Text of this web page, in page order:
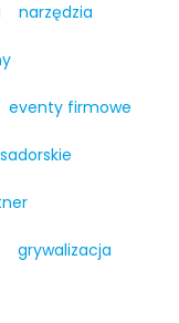
narzędzia
eventy firmowe
grywalizacja